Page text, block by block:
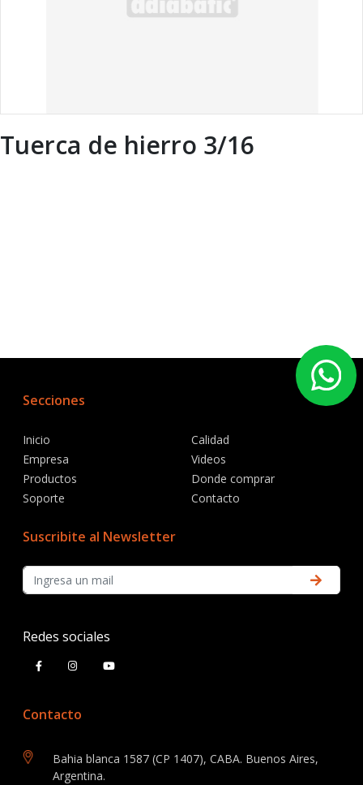
Tuerca de hierro 3/16
Secciones
Inicio
Empresa
Productos
Soporte
Calidad
Videos
Donde comprar
Contacto
Suscribite al Newsletter
Redes sociales
Contacto
Bahia blanca 1587 (CP 1407), CABA. Buenos Aires,
Argentina.